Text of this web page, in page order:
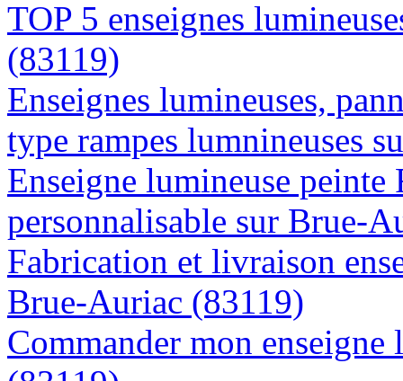
TOP 5 enseignes
(83119)
Enseignes lumineuses,
type rampes lumnineuses
Enseigne lumineuse
personnalisable sur Brue-
Fabrication et livraison
Brue-Auriac (83119)
Commander mon